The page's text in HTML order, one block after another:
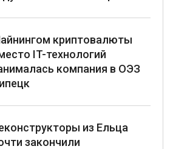
криптовалюты
IT-технологий
компания в ОЭЗ
из Ельца
закончили